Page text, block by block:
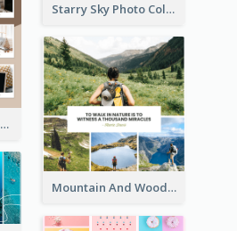
Starry Sky Photo Collage
Home Living Style Photo Collage
Mountain And Woods Photo Collage